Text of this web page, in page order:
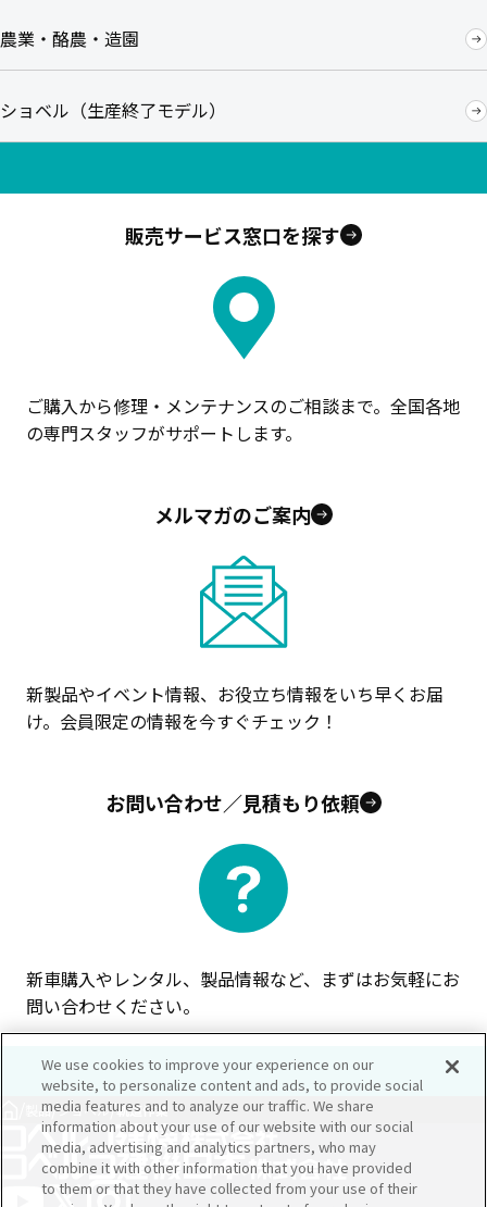
農業・酪農・造園
ショベル（生産終了モデル）
販売サービス窓口を探す
ご購入から修理・メンテナンスのご相談まで。全国各地
の専門スタッフがサポートします。
メルマガのご案内
新製品やイベント情報、お役立ち情報をいち早くお届
け。会員限定の情報を今すぐチェック！
お問い合わせ／見積もり依頼
新車購入やレンタル、製品情報など、まずはお気軽にお
問い合わせください。
製品/ショベル/軌道作業
We use cookies to improve your experience on our
website, to personalize content and ads, to provide social
media features and to analyze our traffic. We share
information about your use of our website with our social
media, advertising and analytics partners, who may
combine it with other information that you have provided
to them or that they have collected from your use of their